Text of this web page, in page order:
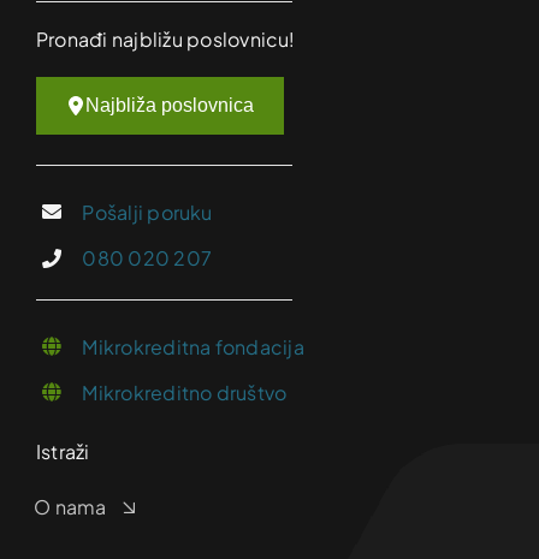
Pronađi najbližu poslovnicu!
Najbliža poslovnica
Pošalji poruku
080 020 207
Mikrokreditna fondacija
Mikrokreditno društvo
Istraži
O nama